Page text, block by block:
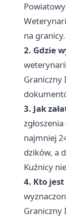
na granicy.
2. Gdzie
Graniczny
3. Jak
najmniej
dzików, a
Kuźnicy
4. Kto
Graniczny